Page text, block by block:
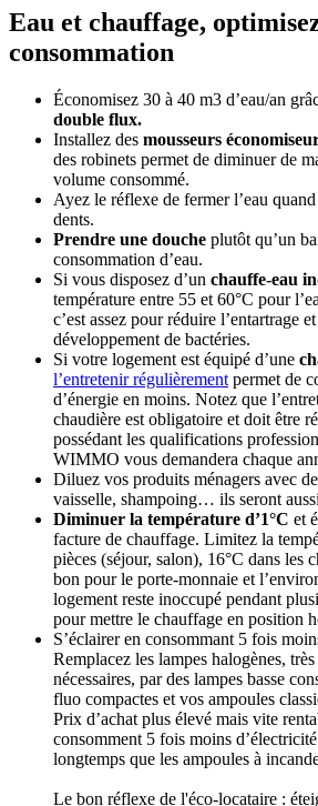
Eau et chauffage,
consommation
Économisez 30 à 40 m3 d’eau/an
double flux.
Installez des mousseurs
des robinets permet de diminuer de
volume consommé.
Ayez le réflexe de fermer l’eau
dents.
Prendre une douche plutôt qu’un
consommation d’eau.
Si vous disposez d’un chauffe-eau
température entre 55 et 60°C pour
c’est assez pour réduire l’entartrage
développement de bactéries.
Si votre logement est équipé d’une
l’entretenir régulièrement permet de
d’énergie en moins. Notez que
chaudière est obligatoire et doit être
possédant les qualifications
WIMMO vous demandera chaque
Diluez vos produits ménagers avec
vaisselle, shampoing… ils seront
Diminuer la température d’1°C et
facture de chauffage. Limitez la
pièces (séjour, salon), 16°C dans les
bon pour le porte-monnaie et
logement reste inoccupé pendant
pour mettre le chauffage en position
S’éclairer en consommant 5 fois
Remplacez les lampes halogènes,
nécessaires, par des lampes basse
fluo compactes et vos ampoules
Prix d’achat plus élevé mais vite
consomment 5 fois moins
longtemps que les ampoules à
Le bon réflexe de l'éco-locataire :